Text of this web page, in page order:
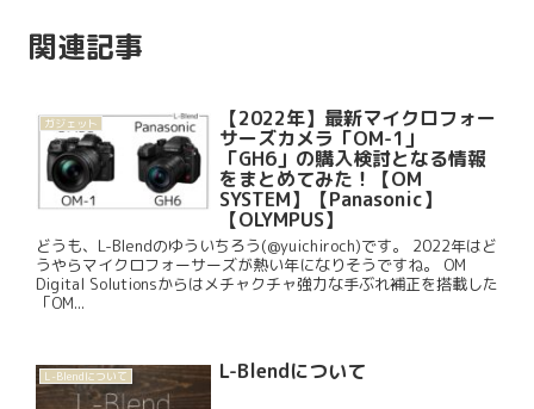
関連記事
ガジェット 【2022年】最新マイクロフォー
サーズカメラ「OM-1」
「GH6」の購入検討となる情報
をまとめてみた！【OM
SYSTEM】【Panasonic】
【OLYMPUS】
どうも、L-Blendのゆういちろう(@yuichiroch)です。 2022年はど
うやらマイクロフォーサーズが熱い年になりそうですね。 OM
Digital Solutionsからはメチャクチャ強力な手ぶれ補正を搭載した
「OM...
L-Blendについて L-Blendについて